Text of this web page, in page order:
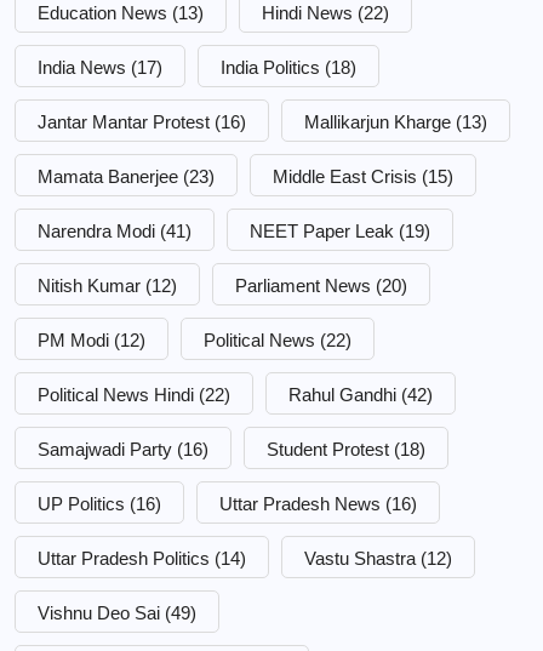
Education News (13) Hindi News (22)
India News (17) India Politics (18)
Jantar Mantar Protest (16) Mallikarjun Kharge (13)
Mamata Banerjee (23) Middle East Crisis (15)
Narendra Modi (41) NEET Paper Leak (19)
Nitish Kumar (12) Parliament News (20)
PM Modi (12) Political News (22)
Political News Hindi (22) Rahul Gandhi (42)
Samajwadi Party (16) Student Protest (18)
UP Politics (16) Uttar Pradesh News (16)
Uttar Pradesh Politics (14) Vastu Shastra (12)
Vishnu Deo Sai (49)